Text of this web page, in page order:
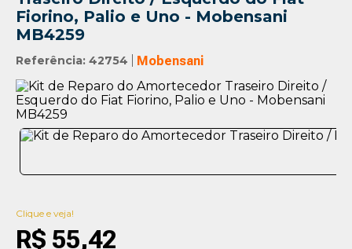
Fiorino, Palio e Uno - Mobensani
MB4259
Referência: 42754 Mobensani
Clique e veja!
R$ 55,42